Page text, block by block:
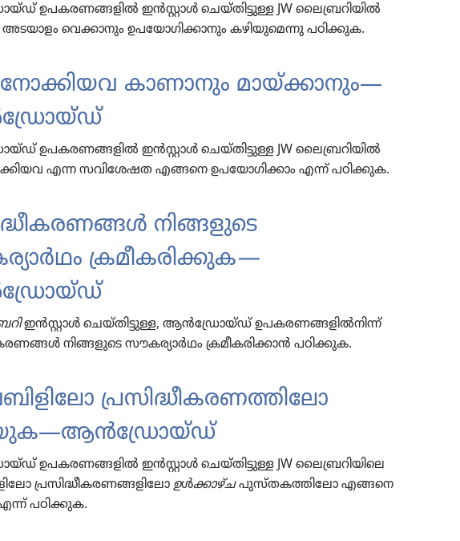
ഉപകരണങ്ങളിൽ ഇൻസ്റ്റാൾ ചെയ്‌തി​ട്ടു​ള്ള JW ലൈബ്രറിയിൽ
വെക്കാ​നും ഉപയോ​ഗി​ക്കാ​നും കഴിയു​മെ​ന്നു പഠിക്കുക.
കാണാ​നും മായ്‌ക്കാ​നും—
ഉപകരണങ്ങളിൽ ഇൻസ്റ്റാൾ ചെയ്‌തി​ട്ടു​ള്ള JW ലൈബ്രറിയിൽ
എന്ന സവി​ശേ​ഷത എങ്ങനെ ഉപയോ​ഗി​ക്കാം എന്ന്‌ പഠിക്കുക.
നിങ്ങളു​ടെ
ക്രമീ​ക​രി​ക്കു​ക—
ഇൻസ്റ്റാൾ ചെയ്‌തി​ട്ടു​ള്ള, ആൻഡ്രോയ്‌ഡ്‌ ഉപകരണങ്ങളിൽനിന്ന്‌
നിങ്ങളു​ടെ സൗകര്യാർഥം ക്രമീകരിക്കാൻ പഠിക്കുക.
പ്രസി​ദ്ധീ​ക​ര​ണ​ത്തി​ലോ
ഉപകരണങ്ങളിൽ ഇൻസ്റ്റാൾ ചെയ്‌തി​ട്ടു​ള്ള JW ലൈ​ബ്ര​റി​യി​ലെ
പ്രസി​ദ്ധീ​ക​ര​ണ​ങ്ങ​ളി​ലോ ഉൾക്കാഴ്‌ചപുസ്‌ത​ക​ത്തി​ലോ എങ്ങനെ
പഠിക്കുക.